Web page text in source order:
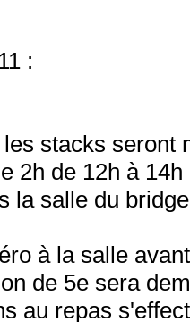
:
stacks
2h de 12h à
la salle du
à la salle
de 5e sera
au repas